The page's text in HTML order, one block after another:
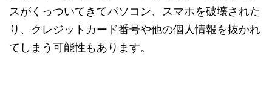
スがくっついてきてパソコン、スマホを破壊された
り、クレジットカード番号や他の個人情報を抜かれ
てしまう可能性もあります。